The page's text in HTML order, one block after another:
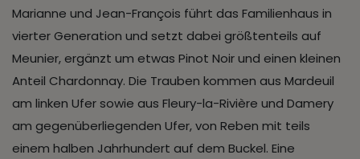
Marianne und Jean-François führt das Familienhaus in
vierter Generation und setzt dabei größtenteils auf
Meunier, ergänzt um etwas Pinot Noir und einen kleinen
Anteil Chardonnay. Die Trauben kommen aus Mardeuil
am linken Ufer sowie aus Fleury-la-Rivière und Damery
am gegenüberliegenden Ufer, von Reben mit teils
einem halben Jahrhundert auf dem Buckel. Eine